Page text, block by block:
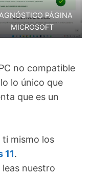
PÁGINA
MICROSOFT
no compatible
lo único que
que es un
mismo los
11.
nuestro